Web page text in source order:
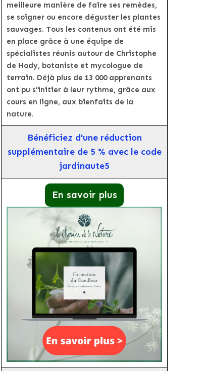
meilleure manière de faire ses remèdes,
se soigner ou encore déguster les plantes
sauvages. Tous les contenus ont été mis
en place grâce à une équipe de
spécialistes réunis autour de Christophe
de Hody, botaniste et mycologue de
terrain. Déjà plus de 13 000 apprenants
ont pu s'initier à leur rythme, grâce aux
cours en ligne, aux bienfaits de la
nature.
Bénéficiez d'une réduction
supplémentaire de 5 % avec le code
jardinaute5
En savoir plus